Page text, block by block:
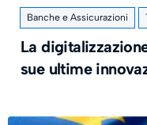
Banche e Assicurazioni
La
sue ultime